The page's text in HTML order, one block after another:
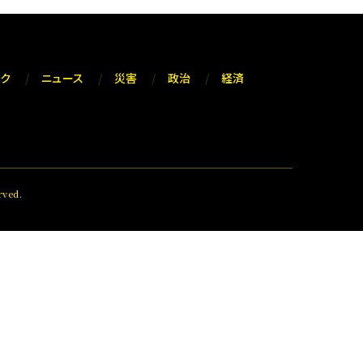
ニュース 災害 政治 経済